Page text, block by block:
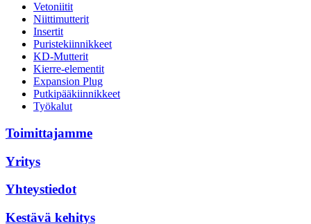
Vetoniitit
Niittimutterit
Insertit
Puristekiinnikkeet
KD-Mutterit
Kierre-elementit
Expansion Plug
Putkipääkiinnikkeet
Työkalut
Toimittajamme
Yritys
Yhteystiedot
Kestävä kehitys